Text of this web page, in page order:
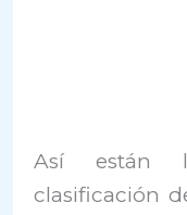
Así están
clasificación